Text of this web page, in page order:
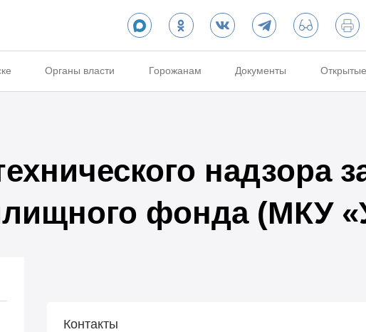
Органы власти Горожанам Документы
надзора
фонда (МКУ
Контакты